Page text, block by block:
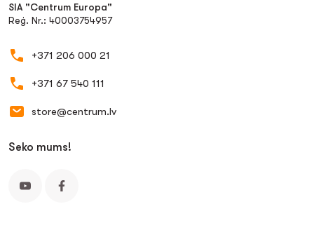
SIA "Centrum Europa"
Reģ. Nr.: 40003754957
+371 206 000 21
+371 67 540 111
store@centrum.lv
Seko mums!